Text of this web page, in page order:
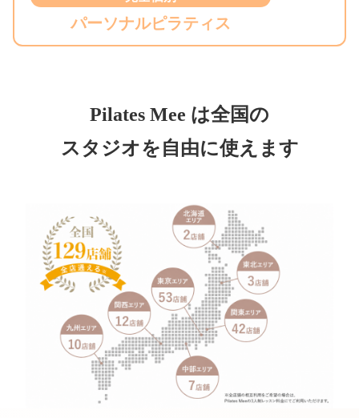
パーソナルピラティス
Pilates Mee は全国の
スタジオを自由に使えます